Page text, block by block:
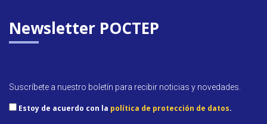
Newsletter POCTEP
Suscríbete a nuestro boletín para recibir noticias y novedades.
Estoy de acuerdo con la política de protección de datos.